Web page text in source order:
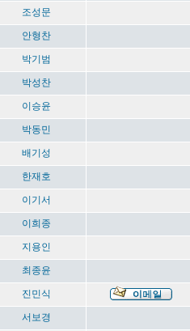
조성문
안형찬
박기범
박성찬
이승윤
박동민
배기성
한재호
이기서
이희종
지용인
최종윤
진민식
서보경